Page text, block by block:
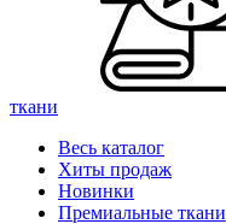
ткани
Весь каталог
Хиты продаж
Новинки
Премиальные ткани